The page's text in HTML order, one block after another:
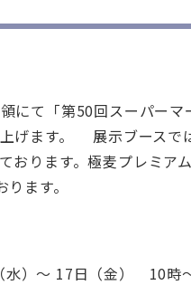
にて「第50回スーパー
げます。 展示ブースで
おります。極麦プレミ
ます。
）～ 17日（金） 10時～